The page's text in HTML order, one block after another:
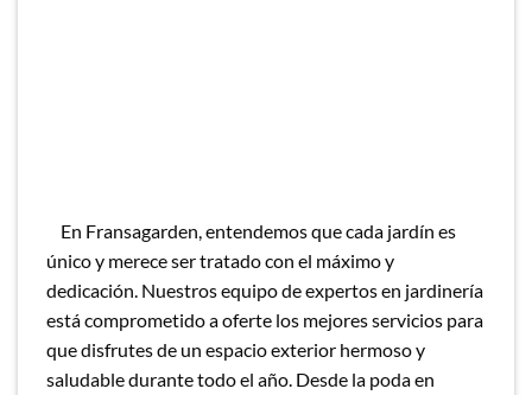
En Fransagarden, entendemos que cada jardín es
único y merece ser tratado con el máximo y
dedicación. Nuestros equipo de expertos en jardinería
está comprometido a oferte los mejores servicios para
que disfrutes de un espacio exterior hermoso y
saludable durante todo el año. Desde la poda en